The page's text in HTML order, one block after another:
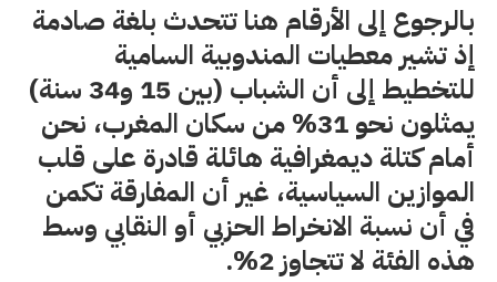
بالرجوع إلى الأرقام هنا تتحدث بلغة صادمة
إذ تشير معطيات المندوبية السامية
للتخطيط إلى أن الشباب (بين 15 و34 سنة)
يمثلون نحو 31% من سكان المغرب، نحن
أمام كتلة ديمغرافية هائلة قادرة على قلب
الموازين السياسية، غير أن المفارقة تكمن
في أن نسبة الانخراط الحزبي أو النقابي وسط
هذه الفئة لا تتجاوز 2%.